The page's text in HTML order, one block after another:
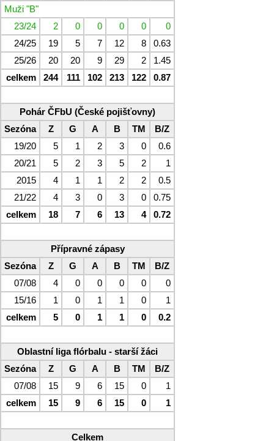
Muži "B"
23/24
2 0 0 0 0
0
24/25
19 5 7 12 8
0.63
25/26
20 20 9 29 2
1.45
celkem
244 111 102 213 122 0.87
Pohár ČFbU (České pojišťovny)
Sezóna
Z G A B TM
B/Z
19/20
5 1 2 3 0
0.6
20/21
5 2 3 5 2
1
2015
4 1 1 2 2
0.5
21/22
4 3 0 3 0
0.75
celkem
18 7 6 13 4 0.72
Přípravné zápasy
Sezóna
Z G A B TM
B/Z
07/08
4 0 0 0 0
0
15/16
1 0 1 1 0
1
celkem
5 0 1 1 0 0.2
Oblastní liga flórbalu - starší žáci
Sezóna
Z G A B TM
B/Z
07/08
15 9 6 15 0
1
celkem
15 9 6 15 0 1
Celkem